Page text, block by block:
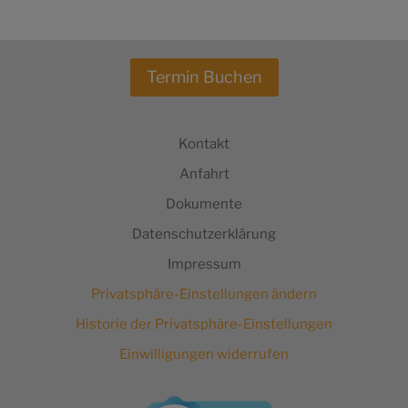
Kontakt
Anfahrt
Dokumente
Datenschutzerklärung
Impressum
Privatsphäre-Einstellungen ändern
Historie der Privatsphäre-Einstellungen
Einwilligungen widerrufen
Termin Buchen